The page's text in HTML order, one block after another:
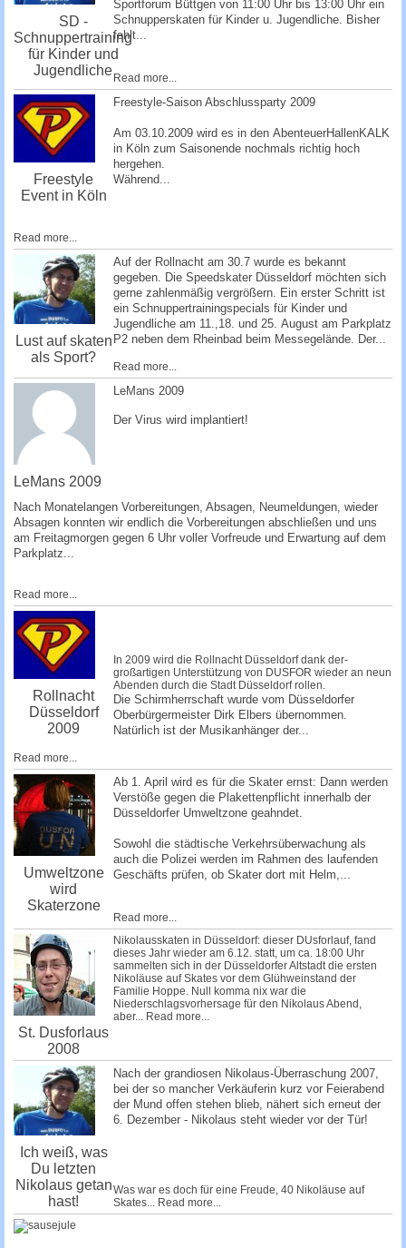
SD -
Schnuppertraining
für Kinder und
Jugendliche
Sportforum Büttgen von 11:00 Uhr bis 13:00 Uhr ein
Schnupperskaten für Kinder u. Jugendliche. Bisher
fehlt...
Read more...
Freestyle
Event in Köln
Freestyle-Saison Abschlussparty 2009
Am 03.10.2009 wird es in den AbenteuerHallenKALK
in Köln zum Saisonende nochmals richtig hoch
hergehen.
Während...
Read more...
Lust auf skaten
als Sport?
Auf der Rollnacht am 30.7 wurde es bekannt
gegeben. Die Speedskater Düsseldorf möchten sich
gerne zahlenmäßig vergrößern. Ein erster Schritt ist
ein Schnuppertrainingspecials für Kinder und
Jugendliche am 11.,18. und 25. August am Parkplatz
P2 neben dem Rheinbad beim Messegelände. Der...
Read more...
LeMans 2009
­LeMans 2009 ­
­Der Virus wird implantiert!
Nach Monatelangen Vorbereitungen, Absagen, Ne­umeldungen, wieder
Absagen konnten wir endlich die Vorbereitungen abschließen und uns
am Freitagmorgen gegen 6 Uhr voller Vorfreude und Erwartung auf dem
Parkplatz...
Read more...
Rollnacht
Düsseldorf
2009
In 2009 wird die Rollnacht Düsseldorf dank der­
großartigen Unterstützung von DUSFOR wieder an neun
Abenden durch die Stadt Düsseldorf rollen.
Die Schirmherrschaft wurde vom Düsseldorfer
Oberbürgermeister Dirk Elbers übernommen.
Natürlich ist der Musikanhänger de­r...
Read more...
Umweltzone
wird
Skaterzone
Ab 1. April wird es für die Skater ernst: Dann werden
Verstöße gegen die Plakettenpflicht innerhalb der
Düsseldorfer Umweltzone geahndet.
Sowohl die städtische Verkehrsüberwachung als
auch die Polizei werden im Rahmen des laufenden
Geschäfts prü­fen, ob Skater dort mit Helm,...
Read more...
St. Dusforlaus
2008
Nikolausskaten in Düsseldorf: dieser DUsforlauf, fand
dieses Jahr wieder am 6.12. statt, um ca. 18:00 Uhr
sammelten sich in der Düsseldorfer Altstadt die ersten
Nikoläuse auf Skates vor dem Glühweinstand der
Familie Hoppe. Null komma nix war die
Niederschlagsvorhersage für den Nikolaus Abend,
aber... Read more...
Ich weiß, was
Du letzten
Nikolaus getan
hast!
Nach der grandiosen Nikolaus-Überraschung 2007,
bei der so mancher Verkäuferin kurz vor Feierabend
der Mund offen stehen blieb, nähert sich erneut der
6. Dezember - Nikolaus steht wieder vor der Tür!
Was war es doch für eine Freude, 40 Nikoläuse auf
Skates... Read more...